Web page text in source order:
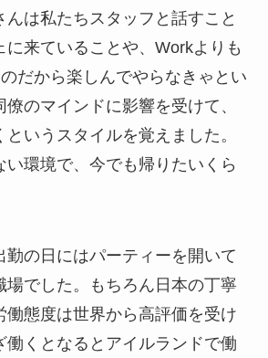
は私たちスタッフと話すこと
に来ていることや、Workよりも
だから楽しんでやらなきゃとい
のマインドに影響を受けて、
いうスタイルを覚えました。
い環境で、今でも帰りたいくら
勤の日にはパーティーを開いて
場でした。もちろん日本の丁寧
働態度は世界から高評価を受け
働くとなるとアイルランドで働